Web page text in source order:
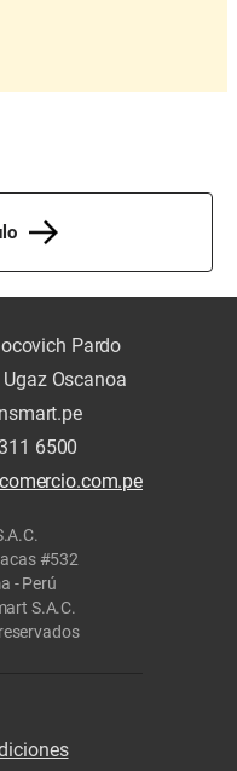
Pardo
Oscanoa
6500
#532
- Perú
S.A.C.